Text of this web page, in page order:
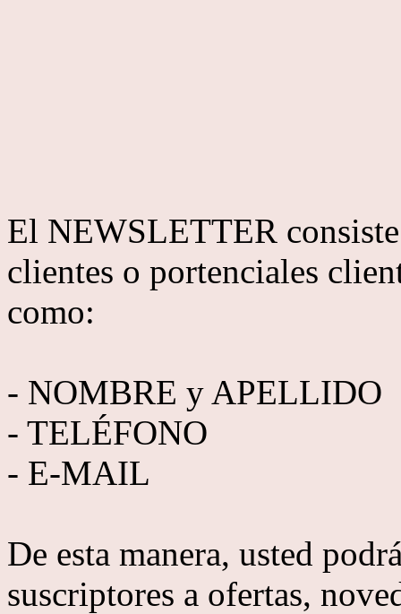
El NEWSLETTER
clientes o portenciales
como:
- NOMBRE y APELLIDO
- TELÉFONO
- E-MAIL
De esta manera, usted
suscriptores a ofertas,